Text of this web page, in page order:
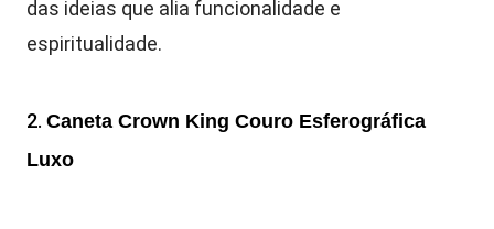
das ideias que alia funcionalidade e
espiritualidade.
2. Caneta Crown King Couro Esferográfica
Luxo